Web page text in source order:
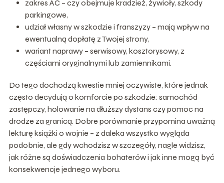
zakres AC – czy obejmuje kradzież, żywioły, szkody
parkingowe,
udział własny w szkodzie i franszyzy – mają wpływ na
ewentualną dopłatę z Twojej strony,
wariant naprawy – serwisowy, kosztorysowy, z
częściami oryginalnymi lub zamiennikami.
Do tego dochodzą kwestie mniej oczywiste, które jednak
często decydują o komforcie po szkodzie: samochód
zastępczy, holowanie na dłuższy dystans czy pomoc na
drodze za granicą. Dobre porównanie przypomina uważną
lekturę książki o wojnie – z daleka wszystko wygląda
podobnie, ale gdy wchodzisz w szczegóły, nagle widzisz,
jak różne są doświadczenia bohaterów i jak inne mogą być
konsekwencje jednego wyboru.